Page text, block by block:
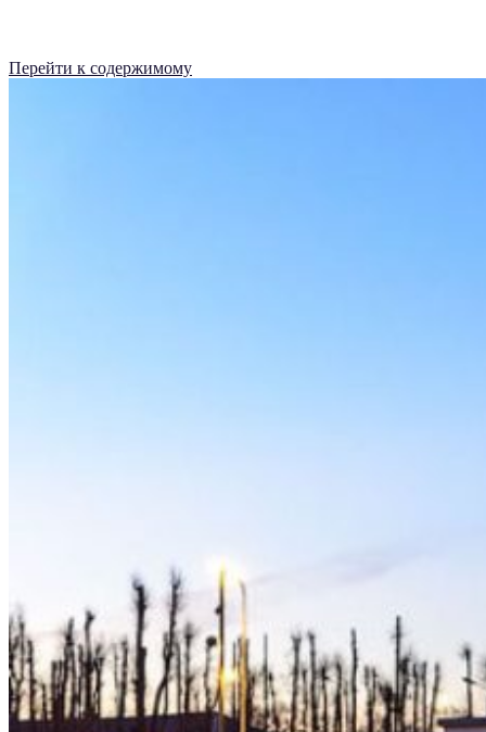
Перейти к содержимому